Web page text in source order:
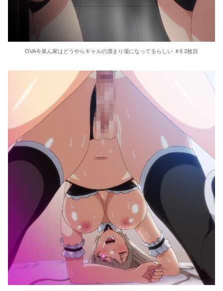
OVA今泉ん家はどうやらギャルの溜まり場になってるらしい ＃6 2枚目